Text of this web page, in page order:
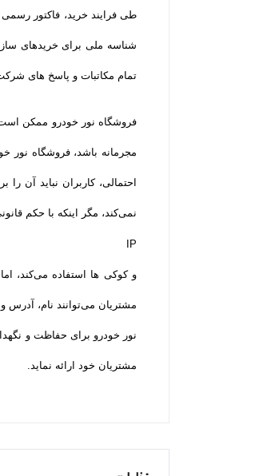
طی فرایند خرید، فاکتور
شناسه ملی برای خریدهای
تمام مکاتبات و پاسخ های
فروشگاه نور خودرو ممکن
مجرمانه باشد، فروشگاه نور
احتمالی، کاربران نباید
نمی‌کند، مگر اینکه با حکم
IP
و کوکی ‌ها استفاده می‌کند،
مشتریان می‌توانند نام،
نور خودرو برای حفاظت و
مشتریان خود ارائه نماید.